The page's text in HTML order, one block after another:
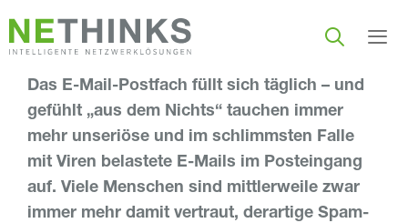
Inhalt
springen
Das E-Mail-Postfach füllt sich täglich – und
gefühlt „aus dem Nichts“ tauchen immer
mehr unseriöse und im schlimmsten Falle
mit Viren belastete E-Mails im Posteingang
auf. Viele Menschen sind mittlerweile zwar
immer mehr damit vertraut, derartige Spam-